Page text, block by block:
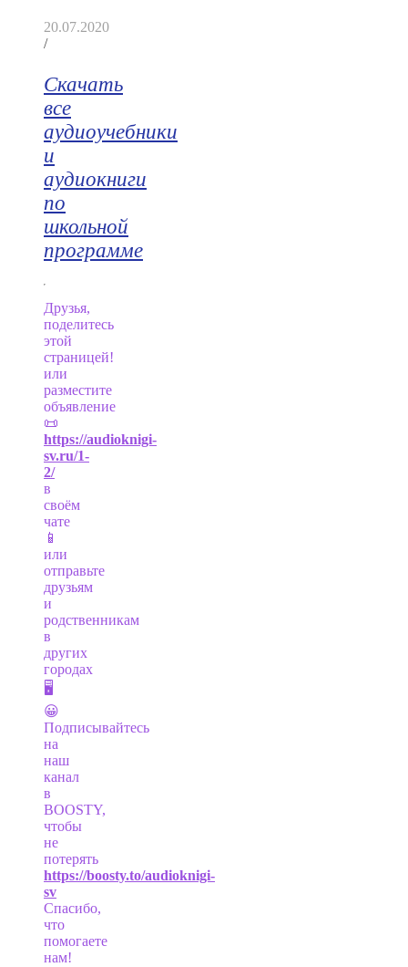
20.07.2020
/
Скачать
все
аудиоучебники
и
аудиокниги
по
школьной
программе
Друзья,
поделитесь
этой
страницей!
или
разместите
объявление
📜
https://audioknigi-
sv.ru/1-
2/
в
своём
чате
📱
или
отправьте
друзьям
и
родственникам
в
других
городах
🖥
😀
Подписывайтесь
на
наш
канал
в
BOOSTY,
чтобы
не
потерять
https://boosty.to/audioknigi-
sv
Спасибо,
что
помогаете
нам!